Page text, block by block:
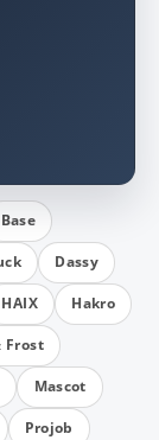
Base
Dassy
HAIX Hakro
Frost
Mascot
Projob